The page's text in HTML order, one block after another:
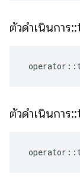
ตัวดำเนินการ::
operator ::
ตัวดำเนินการ::
operator ::